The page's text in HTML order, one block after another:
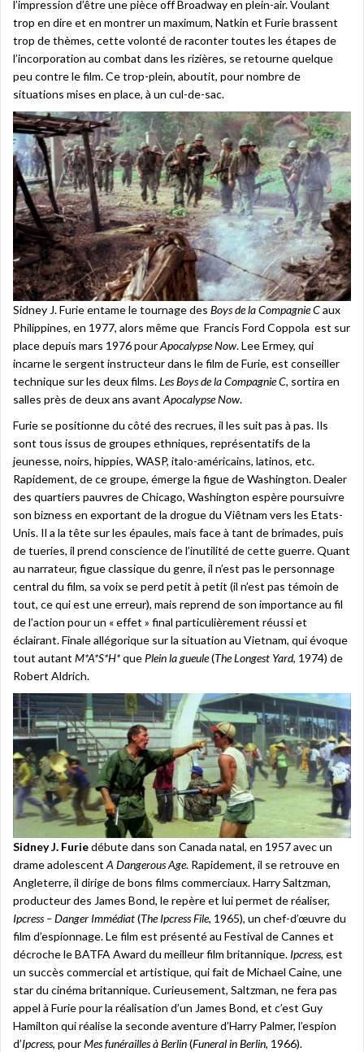
l’impression d’être une pièce off Broadway en plein-air. Voulant
trop en dire et en montrer un maximum, Natkin et Furie brassent
trop de thèmes, cette volonté de raconter toutes les étapes de
l’incorporation au combat dans les rizières, se retourne quelque
peu contre le film. Ce trop-plein, aboutit, pour nombre de
situations mises en place, à un cul-de-sac.
Sidney J. Furie entame le tournage des Boys de la Compagnie Caux
Philippines, en 1977, alors même que Francis Ford Coppola est sur
place depuis mars 1976 pourApocalypse Now. Lee Ermey, qui
incarne le sergent instructeur dans le film de Furie, est conseiller
technique sur les deux films.LesBoys de la Compagnie C, sortira en
salles près de deux ans avant Apocalypse Now.
Furie se positionne du côté des recrues, il les suit pas à pas. Ils
sont tous issus de groupes ethniques, représentatifs de la
jeunesse, noirs, hippies, WASP, italo-américains, latinos, etc.
Rapidement, de ce groupe, émerge la figue de Washington. Dealer
des quartiers pauvres de Chicago, Washington espère poursuivre
son bizness en exportant de la drogue du Viêtnam vers les Etats-
Unis. Il a la tête sur les épaules, mais face à tant de brimades, puis
de tueries, il prend conscience de l’inutilité de cette guerre. Quant
au narrateur, figue classique du genre, il n’est pas le personnage
central du film, sa voix se perd petit à petit (il n’est pas témoin de
tout, ce qui est une erreur), mais reprend de son importance au fil
de l’action pour un « effet » final particulièrement réussi et
éclairant. Finale allégorique sur la situation au Vietnam, qui évoque
tout autant M*A*S*H*que Plein la gueule(TheLongest Yard, 1974) de
Robert Aldrich.
Sidney J. Furiedébute dans son Canada natal, en 1957 avec un
drame adolescent A Dangerous Age. Rapidement, il se retrouve en
Angleterre, il dirige de bons films commerciaux. Harry Saltzman,
producteur des James Bond, le repère et lui permet de réaliser,
Ipcress – Danger Immédiat(The Ipcress File, 1965), un chef-d’œuvre du
film d’espionnage. Le film est présenté au Festival de Cannes et
décroche le BATFA Award du meilleur film britannique. Ipcress, est
un succès commercial et artistique, qui fait de Michael Caine, une
star du cinéma britannique. Curieusement, Saltzman, ne fera pas
appel à Furie pour la réalisation d’un James Bond, et c’est Guy
Hamilton qui réalise la seconde aventure d’Harry Palmer, l’espion
d’Ipcress, pourMes funérailles à Berlin(Funeral in Berlin, 1966).